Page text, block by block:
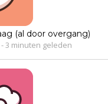
(al door overgang)
-3 minuten geleden